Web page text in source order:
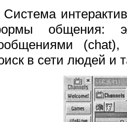
Система
общения:
(chat),
в сети людей и